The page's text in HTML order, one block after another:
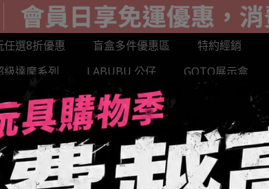
任選8折優惠 盲盒多件優惠區 特約經銷
級達摩系列 LABUBU 公仔 GOTO展示盒
樂園限定 SANK 藏克 MIGHTY JAXX潮玩